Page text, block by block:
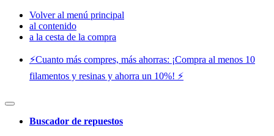
Volver al menú principal
al contenido
a la cesta de la compra
⚡️Cuanto más compres, más ahorras: ¡Compra al menos 10
filamentos y resinas y ahorra un 10%! ⚡️
Buscador de repuestos